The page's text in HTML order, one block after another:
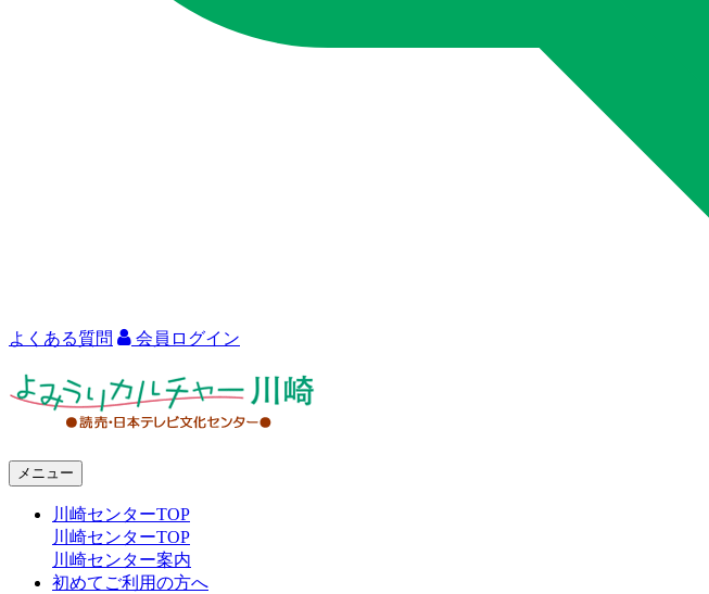
よくある質問 会員ログイン
メニュー
川崎センターTOP
川崎センターTOP
川崎センター案内
初めてご利用の方へ